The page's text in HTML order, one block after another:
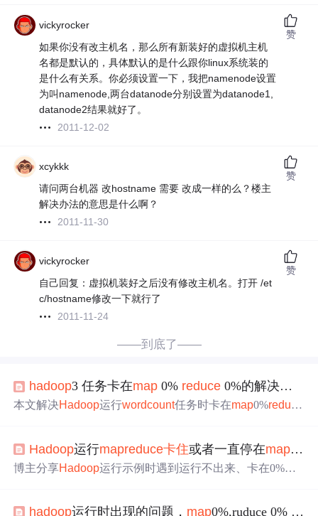
vickyrocker
如果你没有改主机名，那么所有新装好的虚拟机主机
名都是默认的，具体默认的是什么跟你linux系统装的
是什么有关系。你必须设置一下，我把namenode设置
为叫namenode,两台datanode分别设置为datanode1,
datanode2结果就好了。
2011-12-02
赞
xcykkk
请问两台机器 改hostname 需要 改成一样的么？楼主
解决办法的意思是什么啊？
2011-11-30
赞
vickyrocker
自己回复：虚拟机装好之后没有修改主机名。打开 /et
c/hostname修改一下就行了
2011-11-24
赞
——到底了——
hadoop3 任务卡在map 0% reduce 0%的解决方案
本文解决Hadoop运行wordcount任务时卡在map0%reduce
务阻塞。
Hadoop运行mapreduce卡住或者一直停在map0%
博主分享Hadoop运行示例时遇到运行不出来、卡在0%或
题，还提到超时配置及计算数字过大等情况，按步骤解决
hadoop运行时出现的问题， map0%,ruduce 0% 以及